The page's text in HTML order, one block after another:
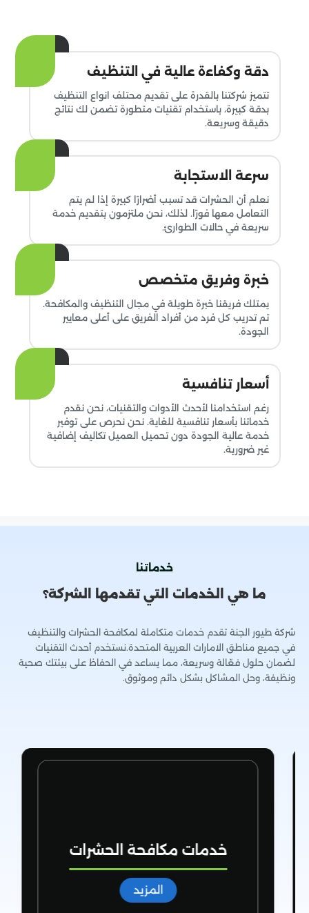
دقة وكفاءة عالية في التنظيف
تتميز شركتنا بالقدرة على تقديم محتلف انواع التنظيف
بدقة كبيرة، باستخدام تقنيات متطورة تضمن لك نتائج
دقيقة وسريعة.
سرعة الاستجابة
نعلم أن الحشرات قد تسبب أضرارًا كبيرة إذا لم يتم
التعامل معها فورًا. لذلك، نحن ملتزمون بتقديم خدمة
سريعة في حالات الطوارئ.
خبرة وفريق متخصص
يمتلك فريقنا خبرة طويلة في مجال التنظيف والمكافحة.
تم تدريب كل فرد من أفراد الفريق على أعلى معايير
الجودة.
أسعار تنافسية
رغم استخدامنا لأحدث الأدوات والتقنيات، نحن نقدم
خدماتنا بأسعار تنافسية للغاية. نحن نحرص على توفير
خدمة عالية الجودة دون تحميل العميل تكاليف إضافية
غير ضرورية.
خدماتنا
ما هي الخدمات التي تقدمها الشركة؟
شركة طيور الجنة تقدم خدمات متكاملة لمكافحة الحشرات والتنظيف
في جميع مناطق الامارات العربية المتحدة.نستخدم أحدث التقنيات
لضمان حلول فعّالة وسريعة، مما يساعد في الحفاظ على بيئتك صحية
ونظيفة، وحل المشاكل بشكل دائم وموثوق.
خدمات مكافحة الحشرات
المزيد